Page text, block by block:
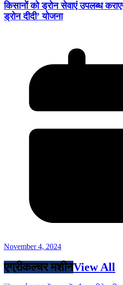
किसानों को ड्रोन सेवाएं उपलब्ध
ड्रोन दीदी’ योजना
November 4, 2024
एग्रीकल्चर मशीनView All